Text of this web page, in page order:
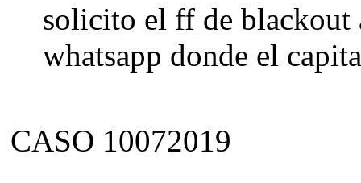
solicito el ff de blackout
whatsapp donde el
CASO 10072019